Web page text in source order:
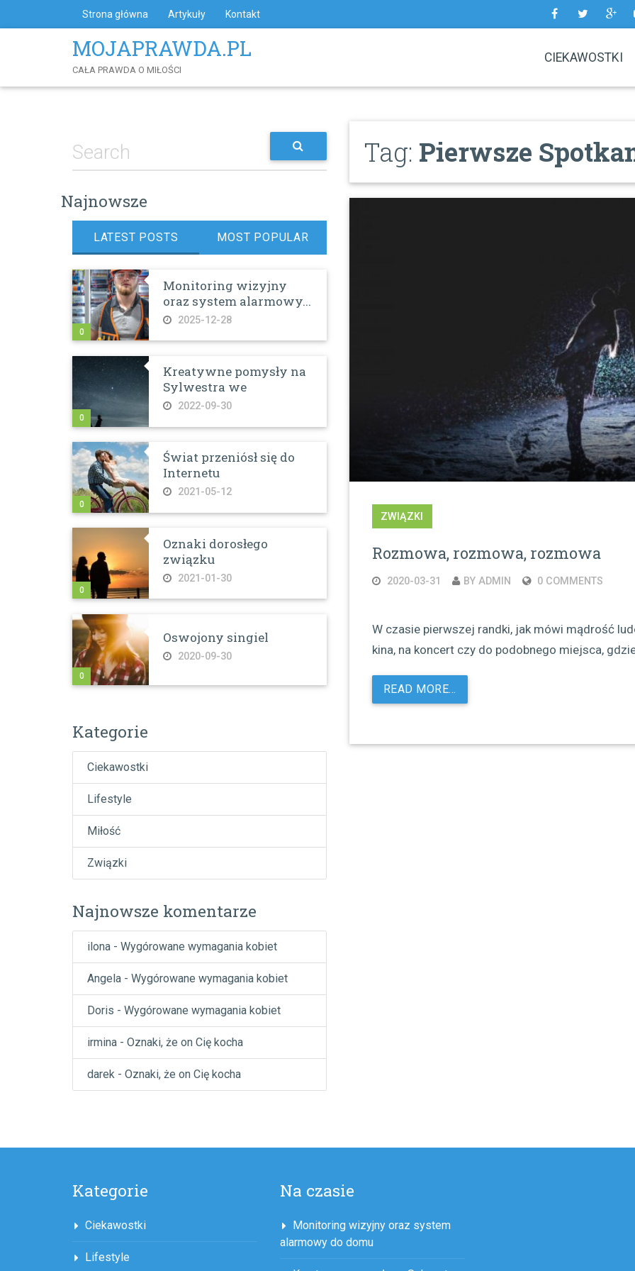
Strona główna Artykuły Kontakt
MOJAPRAWDA.PL
CAŁA PRAWDA O MIŁOŚCI
CIEKAWOSTKI
Najnowsze
LATEST POSTS MOST POPULAR
Monitoring wizyjny
oraz system alarmowy...
2025-12-28
0
Kreatywne pomysły na
Sylwestra we
2022-09-30
0
Świat przeniósł się do
Internetu
2021-05-12
0
Oznaki dorosłego
związku
2021-01-30
0
Oswojony singiel
2020-09-30
0
Kategorie
Ciekawostki
Lifestyle
Miłość
Związki
Najnowsze komentarze
ilona - Wygórowane wymagania kobiet
Angela - Wygórowane wymagania kobiet
Doris - Wygórowane wymagania kobiet
irmina - Oznaki, że on Cię kocha
darek - Oznaki, że on Cię kocha
Tag: Pierwsze
ZWIĄZKI
Rozmowa, rozmowa, rozmowa
2020-03-31 BY ADMIN 0 COMMENTS
W czasie pierwszej randki, jak mówi mądrość
kina, na koncert czy do podobnego miejsca,
READ MORE…
Kategorie
Ciekawostki
Lifestyle
Na czasie
Monitoring wizyjny oraz system
alarmowy do domu